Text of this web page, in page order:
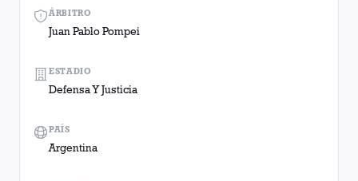
ÁRBITRO
Juan Pablo Pompei
ESTADIO
Defensa Y Justicia
PAÍS
Argentina